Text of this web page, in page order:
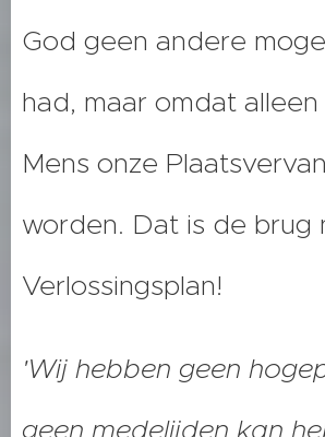
God geen andere
had, maar omdat
Mens onze
worden. Dat is de brug
Verlossingsplan!
'Wij hebben geen
geen medelijden kan